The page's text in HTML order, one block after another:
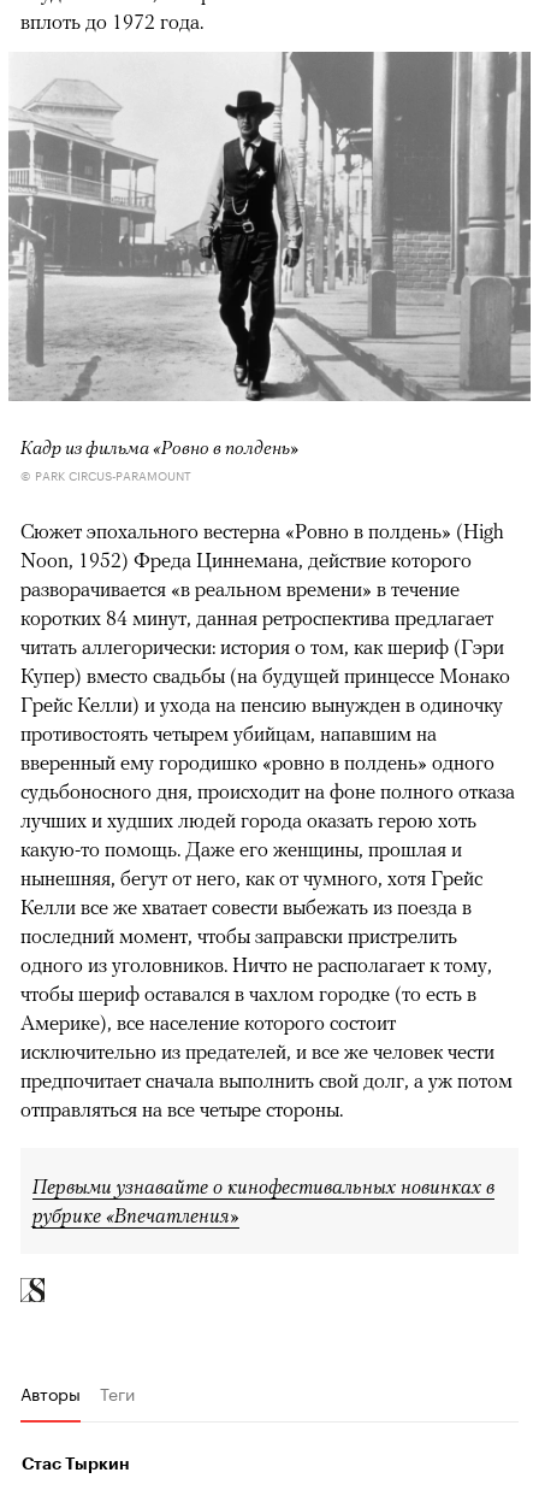
вплоть до 1972 года.
Кадр из фильма «Ровно в полдень»
© PARK CIRCUS-PARAMOUNT
Сюжет эпохального вестерна «Ровно в полдень» (High
Noon, 1952) Фреда Циннемана, действие которого
разворачивается «в реальном времени» в течение
коротких 84 минут, данная ретроспектива предлагает
читать аллегорически: история о том, как шериф (Гэри
Купер) вместо свадьбы (на будущей принцессе Монако
Грейс Келли) и ухода на пенсию вынужден в одиночку
противостоять четырем убийцам, напавшим на
вверенный ему городишко «ровно в полдень» одного
судьбоносного дня, происходит на фоне полного отказа
лучших и худших людей города оказать герою хоть
какую-то помощь. Даже его женщины, прошлая и
нынешняя, бегут от него, как от чумного, хотя Грейс
Келли все же хватает совести выбежать из поезда в
последний момент, чтобы заправски пристрелить
одного из уголовников. Ничто не располагает к тому,
чтобы шериф оставался в чахлом городке (то есть в
Америке), все население которого состоит
исключительно из предателей, и все же человек чести
предпочитает сначала выполнить свой долг, а уж потом
отправляться на все четыре стороны.
Первыми узнавайте о кинофестивальных новинках в
рубрике «Впечатления»
Авторы Теги
Стас Тыркин